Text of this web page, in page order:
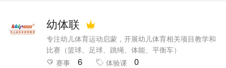
幼体联
专注幼儿体育运动启蒙，开展幼儿体育相关项目教学和
比赛（篮球、足球、跳绳、体能、平衡车）
赛事
6 体验课 0